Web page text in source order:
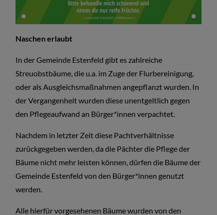
Naschen erlaubt
In der Gemeinde Estenfeld gibt es zahlreiche
Streuobstbäume, die u.a. im Zuge der Flurbereinigung,
oder als Ausgleichsmaßnahmen angepflanzt wurden. In
der Vergangenheit wurden diese unentgeltlich gegen
den Pflegeaufwand an Bürger*innen verpachtet.
Nachdem in letzter Zeit diese Pachtverhältnisse
zurückgegeben werden, da die Pächter die Pflege der
Bäume nicht mehr leisten können, dürfen die Bäume der
Gemeinde Estenfeld von den Bürger*innen genutzt
werden.
Alle hierfür vorgesehenen Bäume wurden von den